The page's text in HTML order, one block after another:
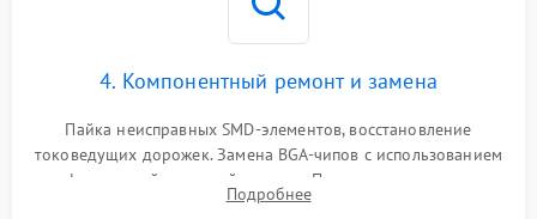
4. Компонентный ремонт и замена
Пайка неисправных SMD-элементов, восстановление
токоведущих дорожек. Замена BGA-чипов с использованием
инфракрасной паяльной станции. Прошивка микросхемы
BIOS или замена поврежденных портов USB
Подробнее